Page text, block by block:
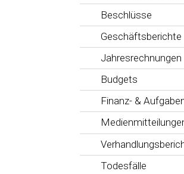
Beschlüsse
Geschäftsberichte
Jahresrechnungen
Budgets
Finanz- &
Todesfälle